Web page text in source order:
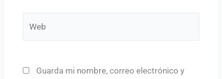
Guarda mi nombre, correo electrónico y